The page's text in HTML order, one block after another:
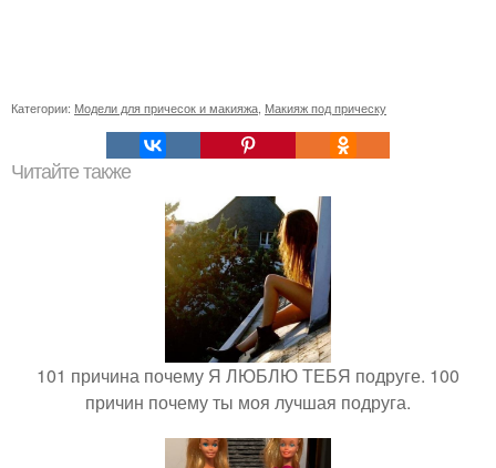
Категории: Модели для причесок и макияжа Макияж под прическу
Читайте также
101 причина почему Я ЛЮБЛЮ ТЕБЯ подруге. 100
причин почему ты моя лучшая подруга.